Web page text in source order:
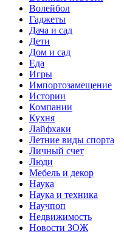
Волейбол
Гаджеты
Дача и сад
Дети
Дом и сад
Еда
Игры
Импортозамещение
Истории
Компании
Кухня
Лайфхаки
Летние виды спорта
Личный счет
Люди
Мебель и декор
Наука
Наука и техника
Научпоп
Недвижимость
Новости ЗОЖ